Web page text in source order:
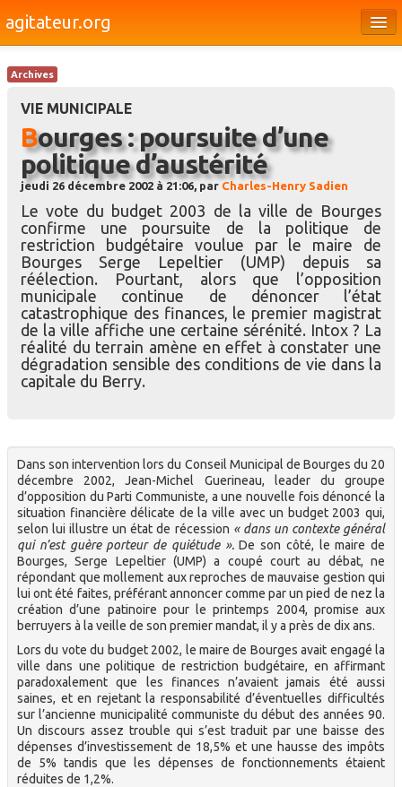
agitateur.org
Culture
Médias
Dossiers
Brèves
Archives
VIE MUNICIPALE
Bourges : poursuite d’une
politique d’austérité
jeudi 26 décembre 2002 à 21:06, par Charles-Henry Sadien
Le vote du budget 2003 de la ville de Bourges
confirme une poursuite de la politique de
restriction budgétaire voulue par le maire de
Bourges Serge Lepeltier (UMP) depuis sa
réélection. Pourtant, alors que l’opposition
municipale continue de dénoncer l’état
catastrophique des finances, le premier magistrat
de la ville affiche une certaine sérénité. Intox ? La
réalité du terrain amène en effet à constater une
dégradation sensible des conditions de vie dans la
capitale du Berry.
Dans son intervention lors du Conseil Municipal de Bourges du 20
décembre 2002, Jean-Michel Guerineau, leader du groupe
d’opposition du Parti Communiste, a une nouvelle fois dénoncé la
situation financière délicate de la ville avec un budget 2003 qui,
selon lui illustre un état de récession « dans un contexte général
qui n’est guère porteur de quiétude ».De son côté, le maire de
Bourges, Serge Lepeltier (UMP) a coupé court au débat, ne
répondant que mollement aux reproches de mauvaise gestion qui
lui ont été faites, préférant annoncer comme par un pied de nez la
création d’une patinoire pour le printemps 2004, promise aux
berruyers à la veille de son premier mandat, il y a près de dix ans.
Lors du vote du budget 2002, le maire de Bourges avait engagé la
ville dans une politique de restriction budgétaire, en affirmant
paradoxalement que les finances n’avaient jamais été aussi
saines, et en rejetant la responsabilité d’éventuelles difficultés
sur l’ancienne municipalité communiste du début des années 90.
Un discours assez trouble qui s’est traduit par une baisse des
dépenses d’investissement de 18,5% et une hausse des impôts
de 5% tandis que les dépenses de fonctionnements étaient
réduites de 1,2%.